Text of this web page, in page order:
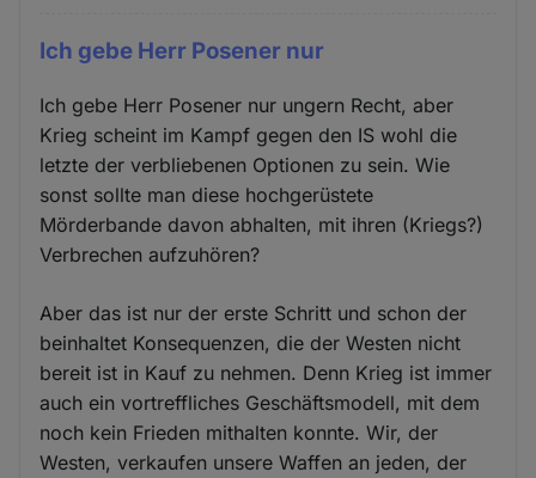
Ich gebe Herr Posener nur
Ich gebe Herr Posener nur ungern Recht, aber
Krieg scheint im Kampf gegen den IS wohl die
letzte der verbliebenen Optionen zu sein. Wie
sonst sollte man diese hochgerüstete
Mörderbande davon abhalten, mit ihren (Kriegs?)
Verbrechen aufzuhören?
Aber das ist nur der erste Schritt und schon der
beinhaltet Konsequenzen, die der Westen nicht
bereit ist in Kauf zu nehmen. Denn Krieg ist immer
auch ein vortreffliches Geschäftsmodell, mit dem
noch kein Frieden mithalten konnte. Wir, der
Westen, verkaufen unsere Waffen an jeden, der